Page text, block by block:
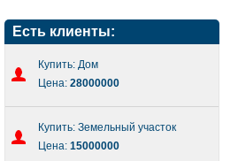
Есть клиенты:
Купить: Дом
Цена: 28000000
Купить: Земельный участок
Цена: 15000000